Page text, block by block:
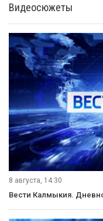
Видеосюжеты
8 августа, 14:30
Вести Калмыкия.